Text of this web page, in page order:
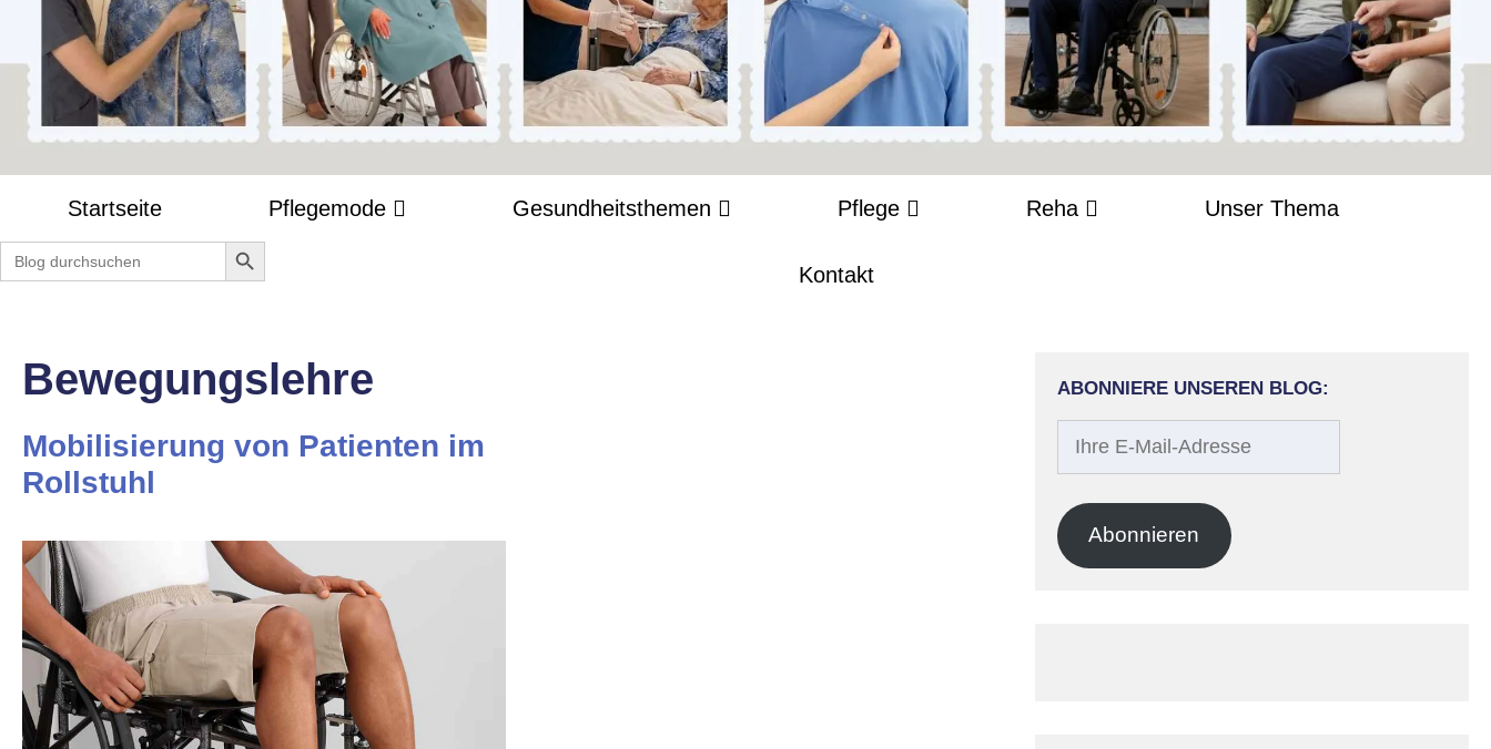
Startseite Pflegemode Gesundheitsthemen Pflege Reha Unser Thema
Kontakt
Search
for:
Search Button
Bewegungslehre
Mobilisierung von Patienten im
Rollstuhl
ABONNIERE UNSEREN BLOG:
Adresse
Abonnieren